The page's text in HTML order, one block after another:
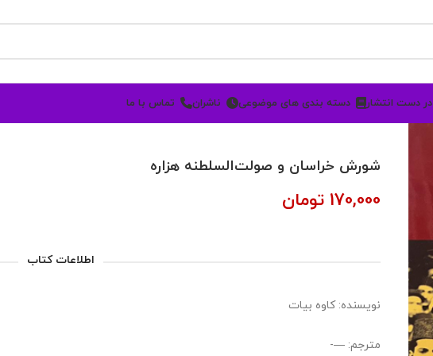
در دست انتشار دسته بندی های موضوعی ناشران تماس با ما
شورش خراسان و صولت‌‌السلطنه هزاره
170,000 تومان
اطلاعات کتاب
نویسنده: کاوه بیات
مترجم: —-